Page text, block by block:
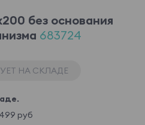
без основания
683724
НА СКЛАДЕ
руб